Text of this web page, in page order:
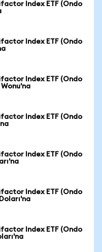
Index ETF (Ondo
Index ETF (Ondo
Index ETF (Ondo
Index ETF (Ondo
Index ETF (Ondo
Index ETF (Ondo
Index ETF (Ondo